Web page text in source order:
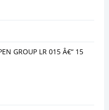
GROUP LR 015 Â€“ 15